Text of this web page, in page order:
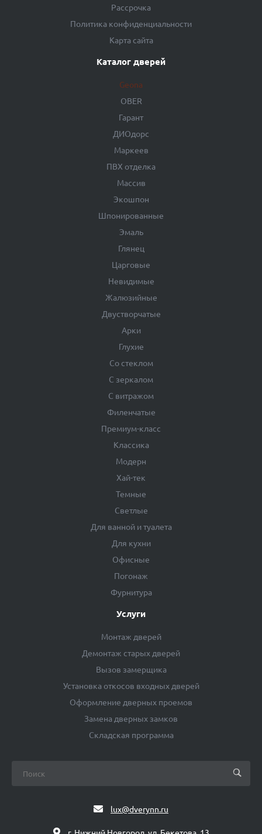
Рассрочка
Политика конфиденциальности
Карта сайта
Каталог дверей
Geona
OBER
Гарант
ДИОдорс
Маркеев
ПВХ отделка
Массив
Экошпон
Шпонированные
Эмаль
Глянец
Царговые
Невидимые
Жалюзийные
Двустворчатые
Арки
Глухие
Со стеклом
С зеркалом
С витражом
Филенчатые
Премиум-класс
Классика
Модерн
Хай-тек
Темные
Светлые
Для ванной и туалета
Для кухни
Офисные
Погонаж
Фурнитура
Услуги
Монтаж дверей
Демонтаж старых дверей
Вызов замерщика
Установка откосов входных дверей
Оформление дверных проемов
Замена дверных замков
Складская программа
lux@dverynn.ru